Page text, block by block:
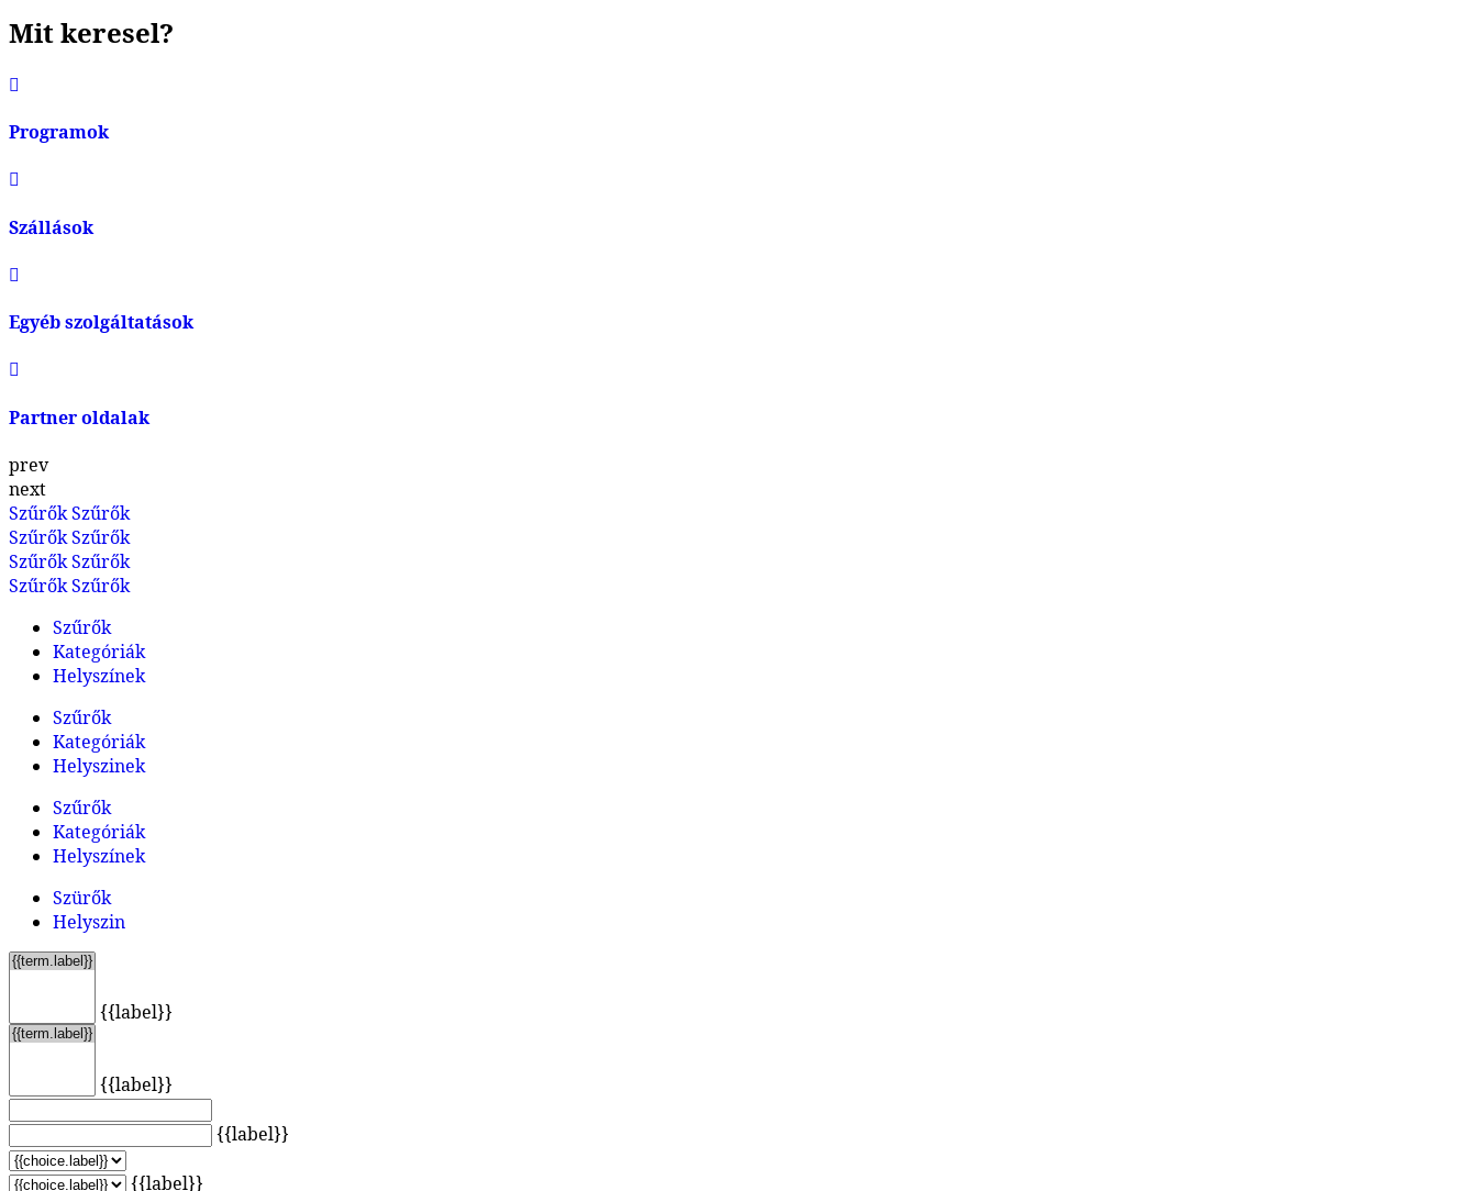
Mit keresel?
Programok
Szállások
Egyéb szolgáltatások
Partner oldalak
prev
next
SzűrőkSzűrők
SzűrőkSzűrők
SzűrőkSzűrők
SzűrőkSzűrők
Szűrők
Kategóriák
Helyszínek
Szűrők
Kategóriák
Helyszinek
Szűrők
Kategóriák
Helyszínek
Szürők
Helyszin
{{label}}
{{label}}
{{label}}
{{label}}